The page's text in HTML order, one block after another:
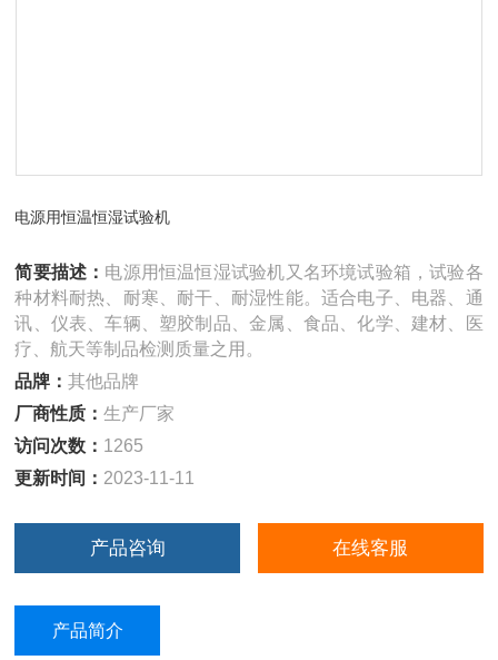
电源用恒温恒湿试验机
简要描述： 电源用恒温恒湿试验机又名环境试验箱，试验各
种材料耐热、耐寒、耐干、耐湿性能。适合电子、电器、通
讯、仪表、车辆、塑胶制品、金属、食品、化学、建材、医
疗、航天等制品检测质量之用。
品牌：其他品牌
厂商性质：生产厂家
访问次数： 1265
更新时间： 2023-11-11
产品咨询 在线客服
产品简介